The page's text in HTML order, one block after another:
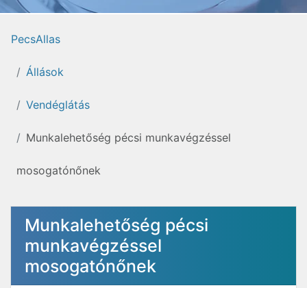
PecsAllas
Állások
Vendéglátás
Munkalehetőség pécsi munkavégzéssel
mosogatónőnek
Munkalehetőség pécsi
munkavégzéssel
mosogatónőnek